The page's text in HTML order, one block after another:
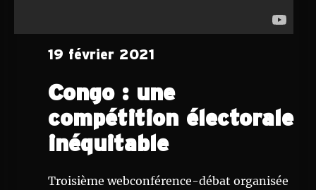
19 février 2021
Congo : une
compétition électorale
inéquitable
Troisième webconférence-débat organisée